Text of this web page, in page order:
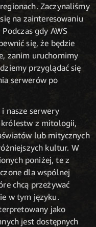
Zaczynaliśmy
na zainteresowaniu
gdy AWS
się, że będzie
zanim uruchomimy
przyglądać się
serwerów po
nasze serwery
z mitologii,
lub mitycznych
kultur. W
poniżej, te z
dla wspólnej
chcą przeżywać
w tym języku.
jako
jest dostępnych